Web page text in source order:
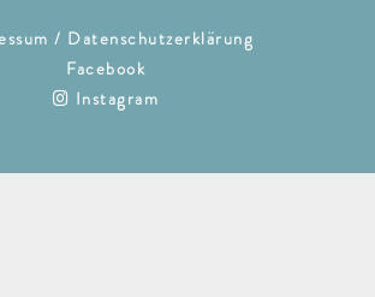
/ Datenschutzerklärung
Facebook
Instagram